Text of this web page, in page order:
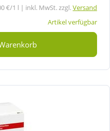
€/1 l | inkl. MwSt. zzgl.Versand
Artikel verfügbar